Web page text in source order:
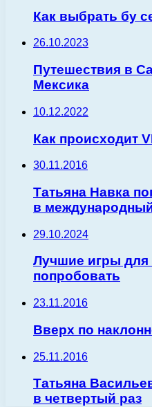
Как выбрать бу
26.10.2023
Путешествия в
Мексика
10.12.2022
Как происходит
30.11.2016
Татьяна Навка
в
29.10.2024
Лучшие игры для
попробовать
23.11.2016
Вверх по
25.11.2016
Татьяна
в четвертый раз